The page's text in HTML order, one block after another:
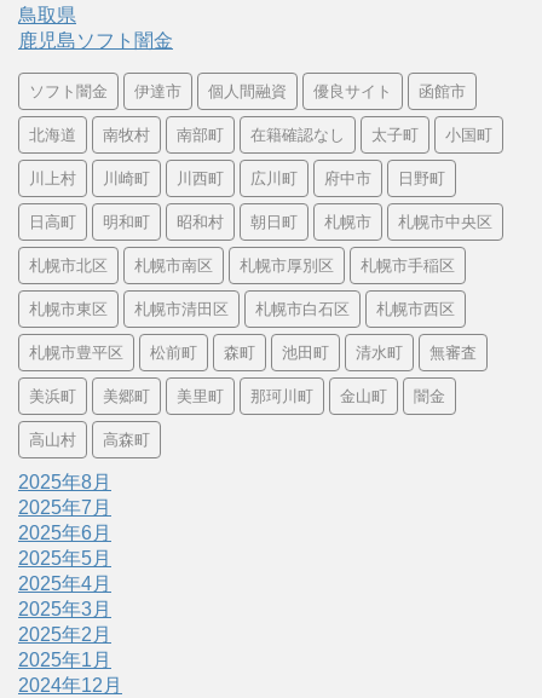
鳥取県
鹿児島ソフト闇金
ソフト闇金 伊達市 個人間融資 優良サイト 函館市
北海道 南牧村 南部町 在籍確認なし 太子町 小国町
川上村 川崎町 川西町 広川町 府中市 日野町
日高町 明和町 昭和村 朝日町 札幌市 札幌市中央区
札幌市北区 札幌市南区 札幌市厚別区 札幌市手稲区
札幌市東区 札幌市清田区 札幌市白石区 札幌市西区
札幌市豊平区 松前町 森町 池田町 清水町 無審査
美浜町 美郷町 美里町 那珂川町 金山町 闇金
高山村 高森町
2025年8月
2025年7月
2025年6月
2025年5月
2025年4月
2025年3月
2025年2月
2025年1月
2024年12月